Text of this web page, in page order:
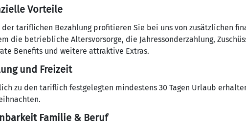
Vorteile
der tariflichen Bezahlung profitieren Sie bei uns von zusätzlichen
die betriebliche Altersvorsorge, die Jahressonderzahlung,
Benefits und weitere attraktive Extras.
und Freizeit
zu den tariflich festgelegten mindestens 30 Tagen Urlaub
Familie & Beruf